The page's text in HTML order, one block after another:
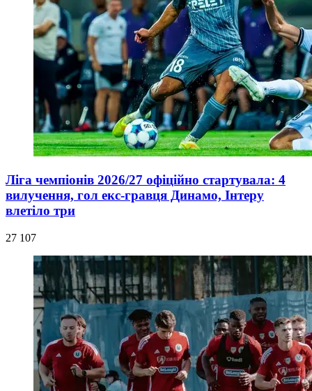
Ліга чемпіонів 2026/27 офіційно стартувала: 4
вилучення, гол екс-гравця Динамо, Інтеру
влетіло три
27 107